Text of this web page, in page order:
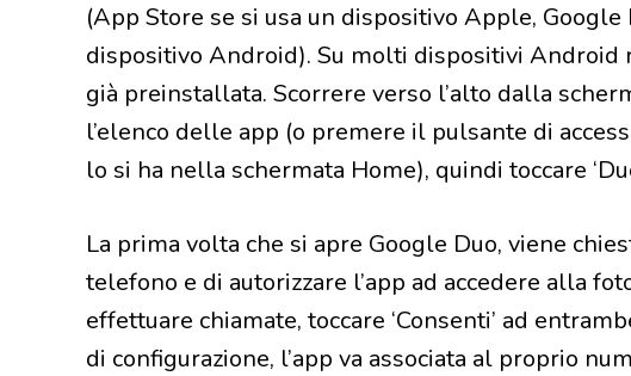
(App Store se si usa un dispositivo Apple, Google
dispositivo Android). Su molti dispositivi Android
già preinstallata. Scorrere verso l’alto dalla
l’elenco delle app (o premere il pulsante di
lo si ha nella schermata Home), quindi toccare
La prima volta che si apre Google Duo, viene
telefono e di autorizzare l’app ad accedere alla
effettuare chiamate, toccare ‘Consenti’ ad
di configurazione, l’app va associata al proprio